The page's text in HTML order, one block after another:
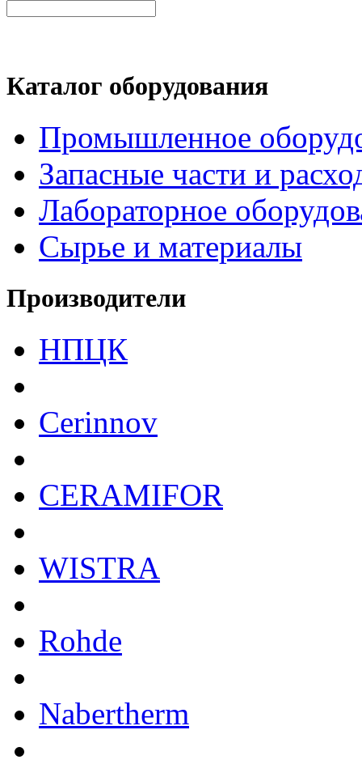
Каталог оборудования
Промышленное
Запасные части и
Лабораторное
Сырье и материалы
Производители
НПЦК
Cerinnov
CERAMIFOR
WISTRA
Rohde
Nabertherm